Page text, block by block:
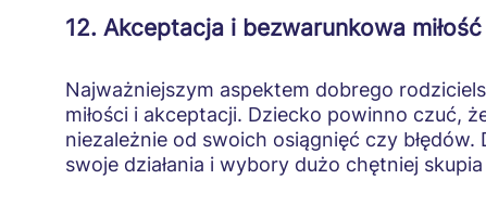
12. Akceptacja i bezwarunkowa miłość
Najważniejszym aspektem dobrego
miłości i akceptacji. Dziecko powinno czuć,
niezależnie od swoich osiągnięć czy
swoje działania i wybory dużo chętniej